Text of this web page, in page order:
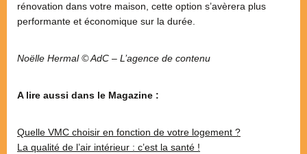
rénovation dans votre maison, cette option s’avèrera plus
performante et économique sur la durée.
Noëlle Hermal © AdC – L’agence de contenu
A lire aussi dans le Magazine :
Quelle VMC choisir en fonction de votre logement ?
La qualité de l’air intérieur : c’est la santé !